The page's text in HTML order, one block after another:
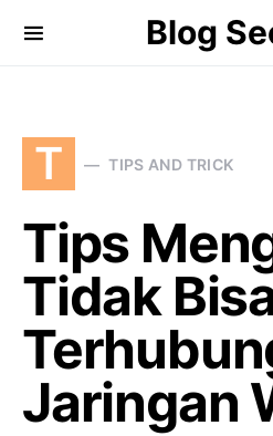
Blog
T TIPS AND TRICK
Tips
Tidak
Jaringan